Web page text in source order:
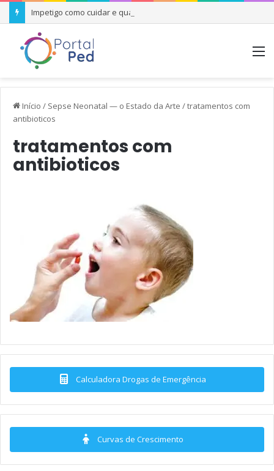
Impetigo como cuidar e quando se preocupar
Início / Sepse Neonatal — o Estado da Arte /tratamentos com
antibioticos
tratamentos com
antibioticos
Calculadora Drogas de Emergência
Curvas de Crescimento